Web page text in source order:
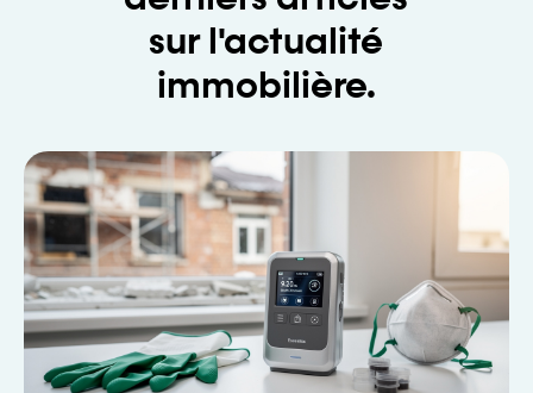
sur l'actualité
immobilière.